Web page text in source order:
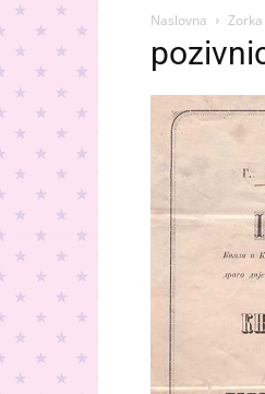
Naslovna